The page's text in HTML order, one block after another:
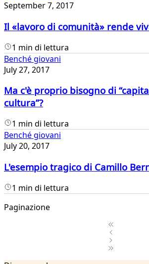
September 7, 2017
Il «lavoro di comunità» rende
1 min di lettura
Benché giovani
July 27, 2017
Ma c'è proprio bisogno di
cultura”?
1 min di lettura
Benché giovani
July 20, 2017
L'esempio tragico di Camillo
1 min di lettura
Paginazione